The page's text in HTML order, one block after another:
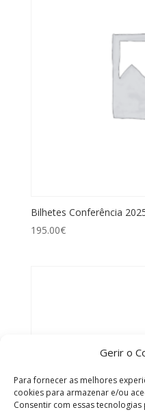
Gerir o
Para fornecer as melhores
cookies para armazenar e/ou
Consentir com essas
Bilhetes Conferência
195.00€